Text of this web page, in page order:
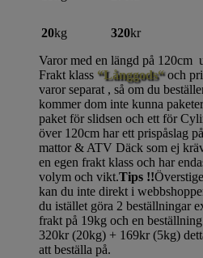
20kg 320kr
Varor med en längd på 120cm
Frakt klass “Långgods“och
varor separat , så om du
kommer dom inte kunna
paket för slidsen och ett för
över 120cm har ett prispåslag
mattor & ATV Däck som ej
en egen frakt klass och har
volym och vikt.Tips !!
kan du inte direkt i
du istället göra 2 beställningar
frakt på 19kg och en
320kr (20kg) + 169kr (5kg)
att beställa på.